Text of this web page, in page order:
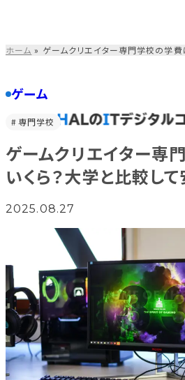
テ
ン
を
ス
キ
プ
す
る
ホーム » ゲームクリエイター専門学校の学
ゲーム
専門学校
ゲームクリエイター専
いくら？大学と比較し
2025.08.27